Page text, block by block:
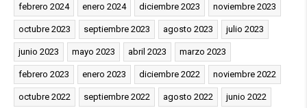
febrero 2024 enero 2024 diciembre 2023 noviembre 2023
octubre 2023 septiembre 2023 agosto 2023 julio 2023
junio 2023 mayo 2023 abril 2023 marzo 2023
febrero 2023 enero 2023 diciembre 2022 noviembre 2022
octubre 2022 septiembre 2022 agosto 2022 junio 2022